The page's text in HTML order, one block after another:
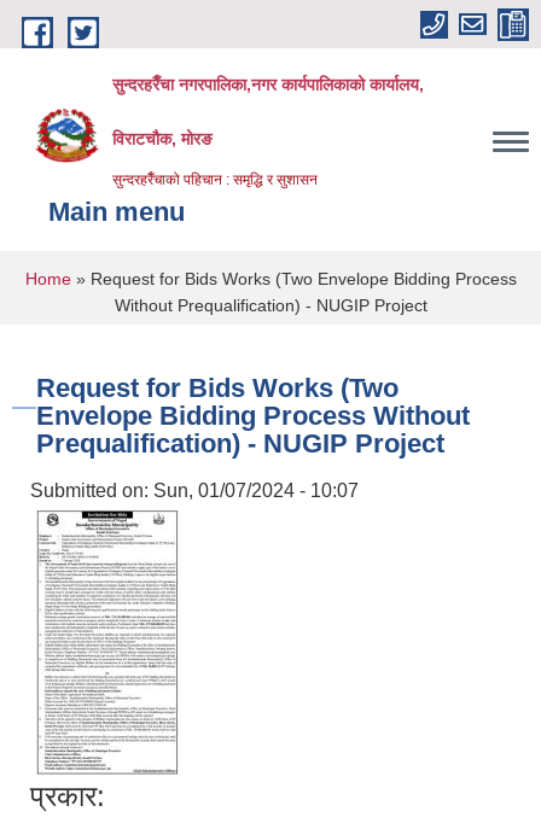
Skip to main content
सुन्दरहरैँचा नगरपालिका,नगर कार्यपालिकाको कार्यालय,
विराटचौक, मोरङ
सुन्दरहरैँचाको पहिचान : समृद्धि र सुशासन
Main menu
You are here
Home» Request for Bids Works (Two Envelope Bidding Process
Without Prequalification) - NUGIP Project
Request for Bids Works (Two
Envelope Bidding Process Without
Prequalification) - NUGIP Project
Submitted on: Sun, 01/07/2024 - 10:07
प्रकार: